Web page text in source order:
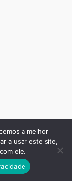
a melhor
a usar este site,
ele.